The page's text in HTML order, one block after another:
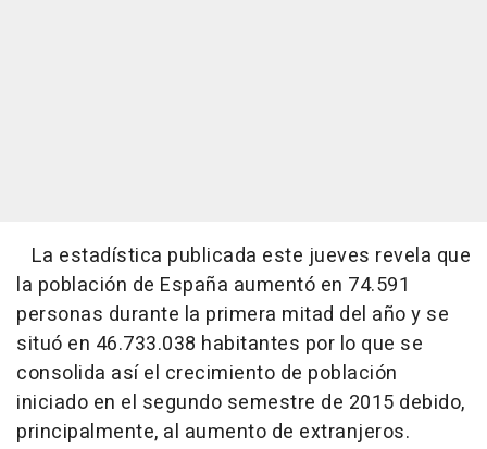
La estadística publicada este jueves revela que
la población de España aumentó en 74.591
personas durante la primera mitad del año y se
situó en 46.733.038 habitantes por lo que se
consolida así el crecimiento de población
iniciado en el segundo semestre de 2015 debido,
principalmente, al aumento de extranjeros.